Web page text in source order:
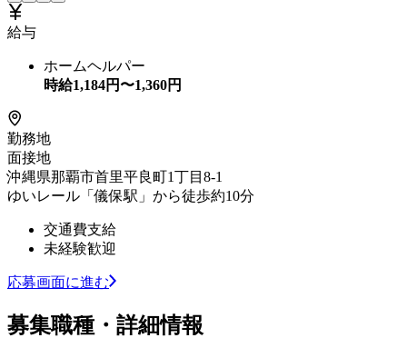
給与
ホームヘルパー
時給1,184円〜1,360円
勤務地
面接地
沖縄県那覇市首里平良町1丁目8-1
ゆいレール「儀保駅」から徒歩約10分
交通費支給
未経験歓迎
応募画面に進む
募集職種・詳細情報